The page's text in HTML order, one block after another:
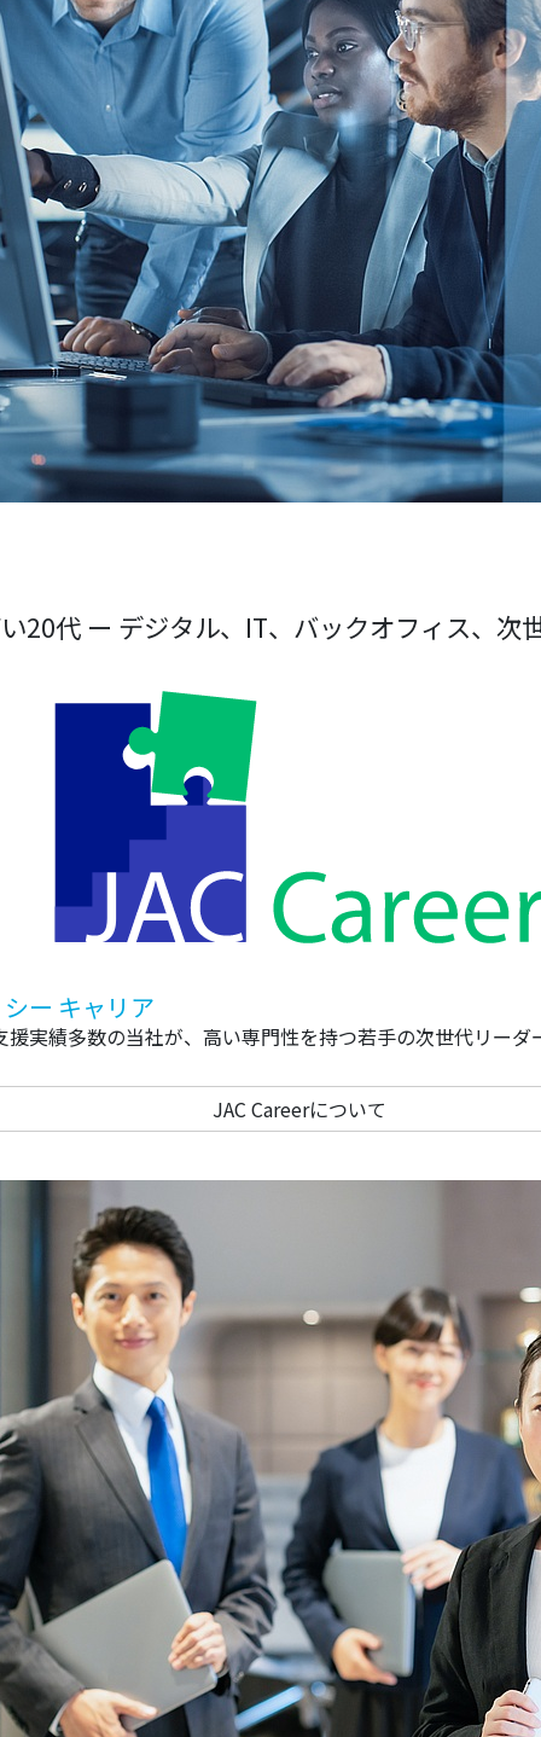
20代 ー デジタル、IT、バックオフィス、次
ー キャリア
援実績多数の当社が、高い専門性を持つ若手の次世代リーダ
JAC Careerについて